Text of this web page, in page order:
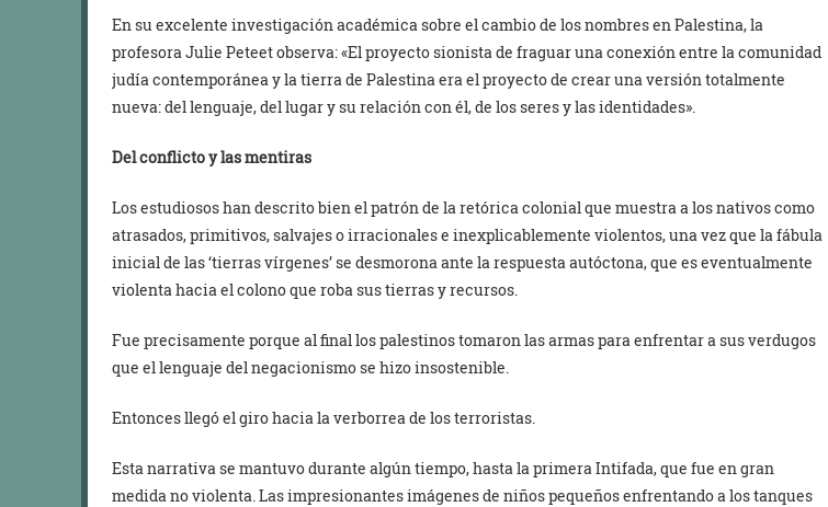
En su excelente investigación académica sobre el cambio de los nombres en Palestina, la
profesora Julie Peteet observa: «El proyecto sionista de fraguar una conexión entre la comunidad
judía contemporánea y la tierra de Palestina era el proyecto de crear una versión totalmente
nueva: del lenguaje, del lugar y su relación con él, de los seres y las identidades».
Del conflicto y las mentiras
Los estudiosos han descrito bien el patrón de la retórica colonial que muestra a los nativos como
atrasados, primitivos, salvajes o irracionales e inexplicablemente violentos, una vez que la fábula
inicial de las ‘tierras vírgenes’ se desmorona ante la respuesta autóctona, que es eventualmente
violenta hacia el colono que roba sus tierras y recursos.
Fue precisamente porque al final los palestinos tomaron las armas para enfrentar a sus verdugos
que el lenguaje del negacionismo se hizo insostenible.
Entonces llegó el giro hacia la verborrea de los terroristas.
Esta narrativa se mantuvo durante algún tiempo, hasta la primera Intifada, que fue en gran
medida no violenta. Las impresionantes imágenes de niños pequeños enfrentando a los tanques